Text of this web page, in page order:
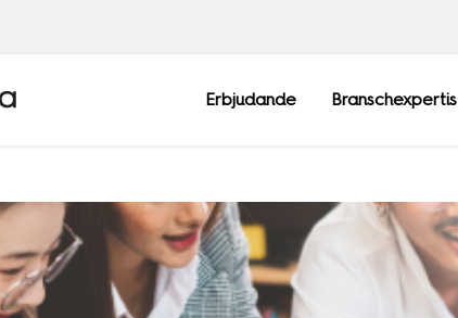
Erbjudande Branschexpertis
Danmark
Frankrike